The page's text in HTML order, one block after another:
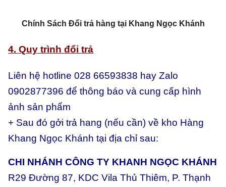
Chính Sách Đổi trả hàng tại Khang Ngọc Khánh
4. Quy trình đổi trả
Liên hệ hotline 028 66593838 hay Zalo
0902877396 để thông báo và cung cấp hình
ảnh sản phẩm
+ Sau đó gởi trả hang (nếu cần) về kho Hàng
Khang Ngọc Khánh tại địa chỉ sau:
CHI NHÁNH CÔNG TY KHANH NGỌC KHÁNH
R29 Đường 87, KDC Vila Thủ Thiêm, P. Thạnh